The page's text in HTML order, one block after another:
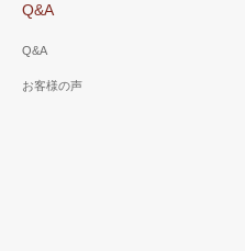
経過しても2度しか下がらない
Q&A
Q&A
お客様の声